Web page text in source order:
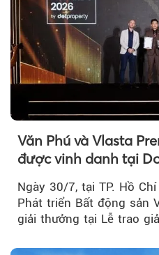
Văn Phú và Vlasta
được vinh danh tại
Real Estate Awards
Ngày 30/7, tại TP. Hồ
Phát triển Bất động sản
giải thưởng tại Lễ trao